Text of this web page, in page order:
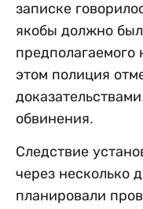
записке
якобы должно
этом полиция
обвинения.
Следствие
через несколько
планировали